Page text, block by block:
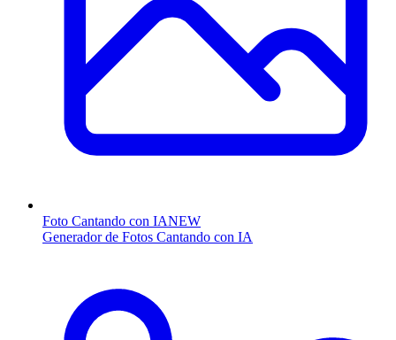
Foto Cantando con IANEW
Generador de Fotos Cantando con IA